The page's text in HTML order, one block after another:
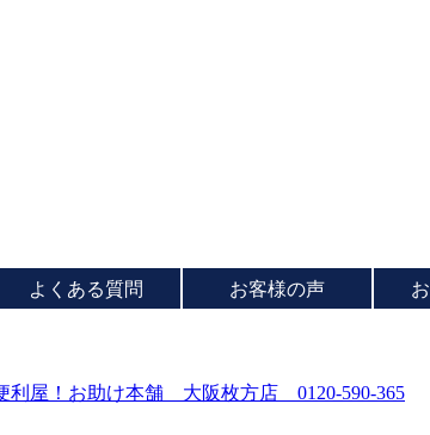
よくある質問 お客様の声